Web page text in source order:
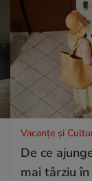
Vacanțe și
De ce
mai târziu